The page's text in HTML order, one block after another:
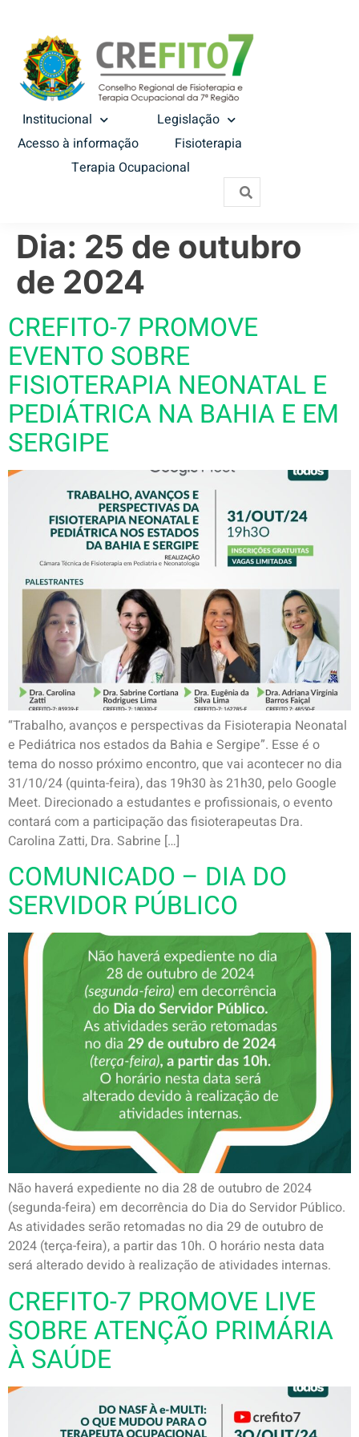
Institucional
Legislação
Acesso à informação
Fisioterapia
Terapia Ocupacional
Dia: 25 de outubro
de 2024
CREFITO-7 PROMOVE
EVENTO SOBRE
FISIOTERAPIA NEONATAL E
PEDIÁTRICA NA BAHIA E EM
SERGIPE
“Trabalho, avanços e perspectivas da Fisioterapia Neonatal
e Pediátrica nos estados da Bahia e Sergipe”. Esse é o
tema do nosso próximo encontro, que vai acontecer no dia
31/10/24 (quinta-feira), das 19h30 às 21h30, pelo Google
Meet. Direcionado a estudantes e profissionais, o evento
contará com a participação das fisioterapeutas Dra.
Carolina Zatti, Dra. Sabrine […]
COMUNICADO – DIA DO
SERVIDOR PÚBLICO
Não haverá expediente no dia 28 de outubro de 2024
(segunda-feira) em decorrência do Dia do Servidor Público.
As atividades serão retomadas no dia 29 de outubro de
2024 (terça-feira), a partir das 10h. O horário nesta data
será alterado devido à realização de atividades internas.
CREFITO-7 PROMOVE LIVE
SOBRE ATENÇÃO PRIMÁRIA
À SAÚDE